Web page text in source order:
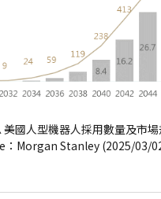
國人型機器人採用數量及市場
：Morgan Stanley (2025/03/